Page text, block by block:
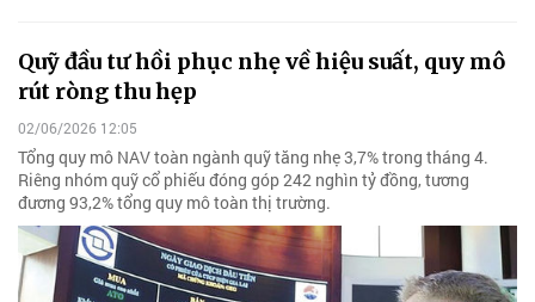
Quỹ đầu tư hồi phục nhẹ về hiệu suất, quy mô
rút ròng thu hẹp
02/06/2026 12:05
Tổng quy mô NAV toàn ngành quỹ tăng nhẹ 3,7% trong tháng 4.
Riêng nhóm quỹ cổ phiếu đóng góp 242 nghìn tỷ đồng, tương
đương 93,2% tổng quy mô toàn thị trường.